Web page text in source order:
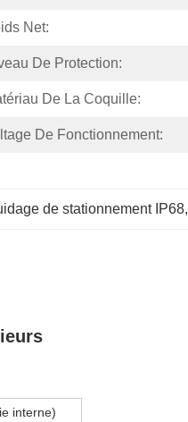
Net:
De Protection:
De La Coquille:
De Fonctionnement:
de stationnement IP68,
interne)